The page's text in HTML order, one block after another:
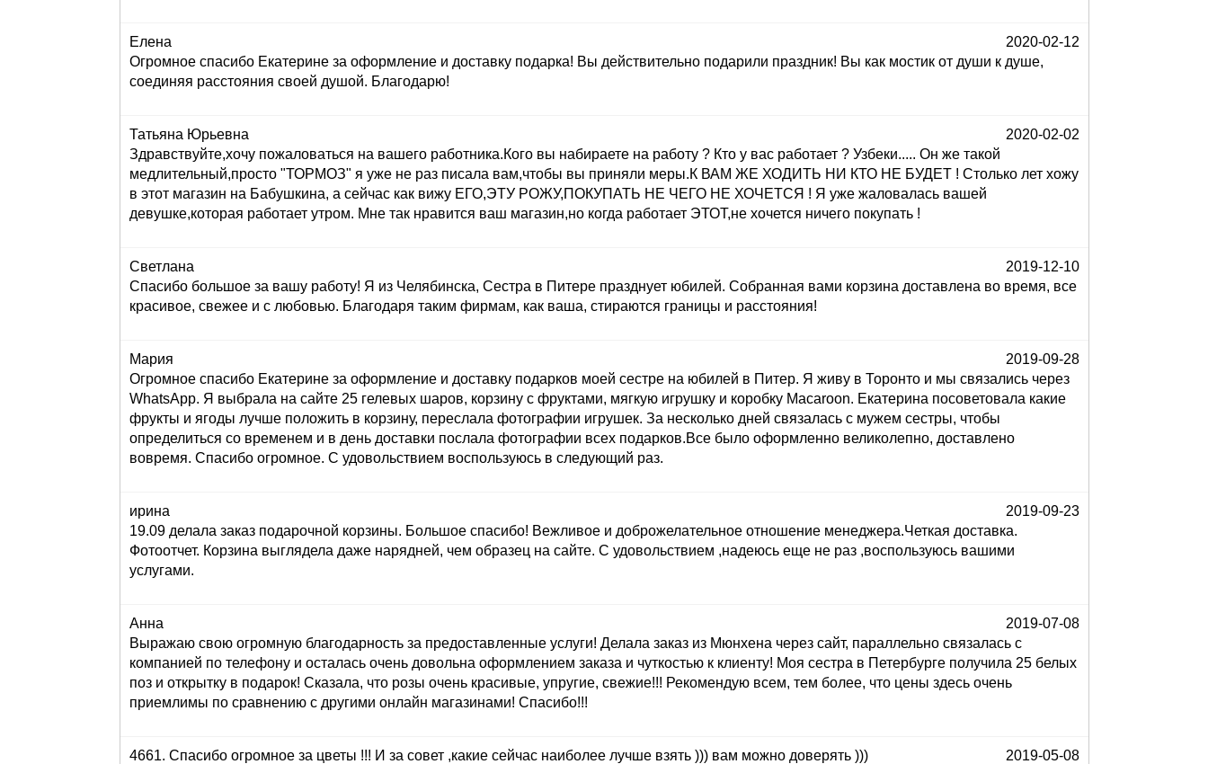
Елена
2020-02-12
Огромное спасибо Екатерине за оформление и доставку подарка! Вы действительно подарили праздник! Вы как мостик от души к душе,
соединяя расстояния своей душой. Благодарю!
Татьяна Юрьевна
2020-02-02
Здравствуйте,хочу пожаловаться на вашего работника.Кого вы набираете на работу ? Кто у вас работает ? Узбеки..... Он же такой
медлительный,просто "ТОРМОЗ" я уже не раз писала вам,чтобы вы приняли меры.К ВАМ ЖЕ ХОДИТЬ НИ КТО НЕ БУДЕТ ! Столько лет хожу
в этот магазин на Бабушкина, а сейчас как вижу ЕГО,ЭТУ РОЖУ,ПОКУПАТЬ НЕ ЧЕГО НЕ ХОЧЕТСЯ ! Я уже жаловалась вашей
девушке,которая работает утром. Мне так нравится ваш магазин,но когда работает ЭТОТ,не хочется ничего покупать !
Светлана
2019-12-10
Спасибо большое за вашу работу! Я из Челябинска, Сестра в Питере празднует юбилей. Собранная вами корзина доставлена во время, все
красивое, свежее и с любовью. Благодаря таким фирмам, как ваша, стираются границы и расстояния!
Мария
2019-09-28
Огромное спасибо Екатерине за оформление и доставку подарков моей сестре на юбилей в Питер. Я живу в Торонто и мы связались через
WhatsApp. Я выбрала на сайте 25 гелевых шаров, корзину с фруктами, мягкую игрушку и коробку Macaroon. Екатерина посоветовала какие
фрукты и ягоды лучше положить в корзину, переслала фотографии игрушек. За несколько дней связалась с мужем сестры, чтобы
определиться со временем и в день доставки послала фотографии всех подарков.Все было оформленно великолепно, доставлено
вовремя. Спасибо огромное. С удовольствием воспользуюсь в следующий раз.
ирина
2019-09-23
19.09 делала заказ подарочной корзины. Большое спасибо! Вежливое и доброжелательное отношение менеджера.Четкая доставка.
Фотоотчет. Корзина выглядела даже нарядней, чем образец на сайте. С удовольствием ,надеюсь еще не раз ,воспользуюсь вашими
услугами.
Анна
2019-07-08
Выражаю свою огромную благодарность за предоставленные услуги! Делала заказ из Мюнхена через сайт, параллельно связалась с
компанией по телефону и осталась очень довольна оформлением заказа и чуткостью к клиенту! Моя сестра в Петербурге получила 25 белых
поз и открытку в подарок! Сказала, что розы очень красивые, упругие, свежие!!! Рекомендую всем, тем более, что цены здесь очень
приемлимы по сравнению с другими онлайн магазинами! Спасибо!!!
2019-05-08
4661. Спасибо огромное за цветы !!! И за совет ,какие сейчас наиболее лучше взять ))) вам можно доверять )))